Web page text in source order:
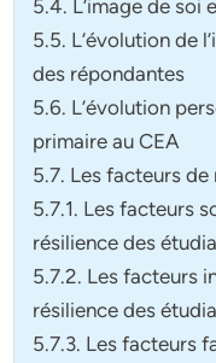
5.4. L’image de soi
5.5. L’évolution de
des répondantes
5.6. L’évolution
primaire au CEA
5.7. Les facteurs
5.7.1. Les facteurs
résilience des
5.7.2. Les facteurs
résilience des
5.7.3. Les facteurs